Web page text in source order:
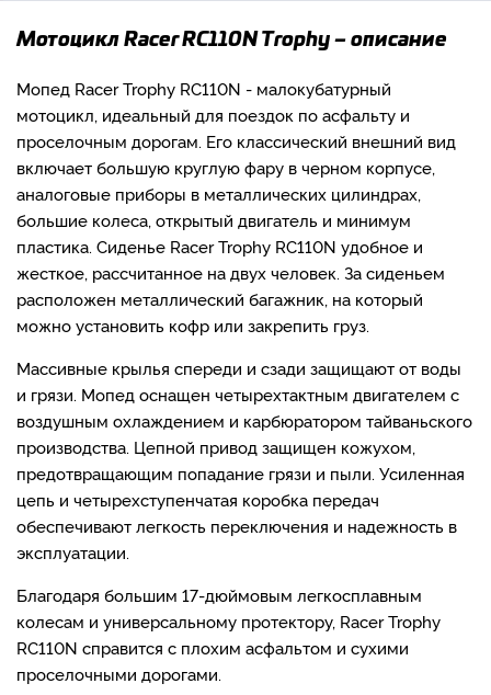
Мотоцикл Racer RC110N Trophy – описание
Мопед Racer Trophy RC110N - малокубатурный
мотоцикл, идеальный для поездок по асфальту и
проселочным дорогам. Его классический внешний вид
включает большую круглую фару в черном корпусе,
аналоговые приборы в металлических цилиндрах,
большие колеса, открытый двигатель и минимум
пластика. Сиденье Racer Trophy RC110N удобное и
жесткое, рассчитанное на двух человек. За сиденьем
расположен металлический багажник, на который
можно установить кофр или закрепить груз.
Массивные крылья спереди и сзади защищают от воды
и грязи. Мопед оснащен четырехтактным двигателем с
воздушным охлаждением и карбюратором тайваньского
производства. Цепной привод защищен кожухом,
предотвращающим попадание грязи и пыли. Усиленная
цепь и четырехступенчатая коробка передач
обеспечивают легкость переключения и надежность в
эксплуатации.
Благодаря большим 17-дюймовым легкосплавным
колесам и универсальному протектору, Racer Trophy
RC110N справится с плохим асфальтом и сухими
проселочными дорогами.